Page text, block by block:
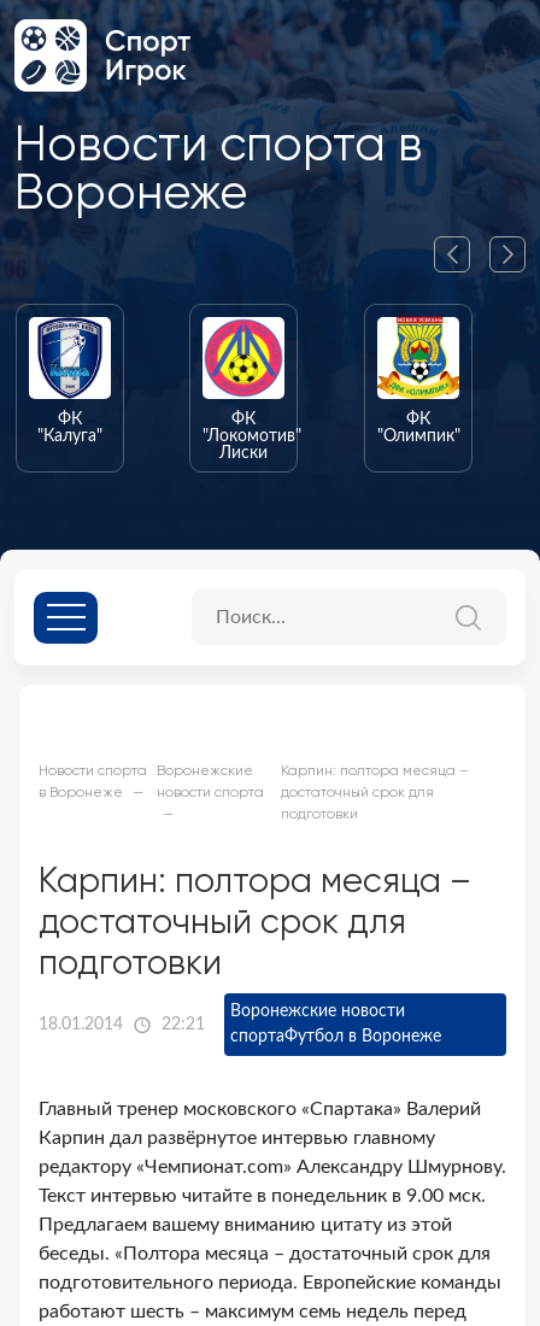
Новости спорта в
Воронеже
"Локомотив"
"Олимпик"
Новости спорта
в Воронеже
Воронежские
новости спорта
Карпин: полтора месяца –
достаточный срок для
подготовки
Карпин: полтора месяца –
достаточный срок для
подготовки
18.01.2014 22:21
Воронежские новости
спортаФутбол в Воронеже
Главный тренер московского «Спартака» Валерий
Карпин дал развёрнутое интервью главному
редактору «Чемпионат.com» Александру Шмурнову.
Текст интервью читайте в понедельник в 9.00 мск.
Предлагаем вашему вниманию цитату из этой
беседы. «Полтора месяца – достаточный срок для
подготовительного периода. Европейские команды
работают шесть – максимум семь недель перед